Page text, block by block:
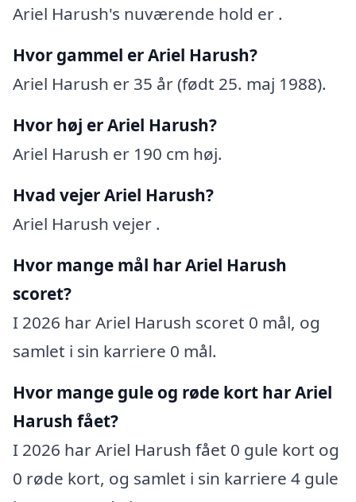
Ariel Harush's nuværende hold er .
Hvor gammel er Ariel Harush?
Ariel Harush er 35 år (født 25. maj 1988).
Hvor høj er Ariel Harush?
Ariel Harush er 190 cm høj.
Hvad vejer Ariel Harush?
Ariel Harush vejer .
Hvor mange mål har Ariel Harush
scoret?
I 2026 har Ariel Harush scoret 0 mål, og
samlet i sin karriere 0 mål.
Hvor mange gule og røde kort har Ariel
Harush fået?
I 2026 har Ariel Harush fået 0 gule kort og
0 røde kort, og samlet i sin karriere 4 gule